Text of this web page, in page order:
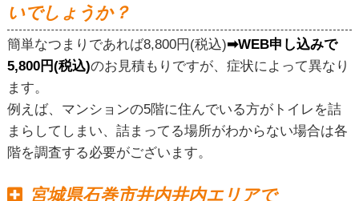
いでしょうか？
簡単なつまりであれば8,800円(税込)➡WEB申し込みで
5,800円(税込)のお見積もりですが、症状によって異なり
ます。
例えば、マンションの5階に住んでいる方がトイレを詰
まらしてしまい、詰まってる場所がわからない場合は各
階を調査する必要がございます。
宮城県石巻市井内井内エリアで